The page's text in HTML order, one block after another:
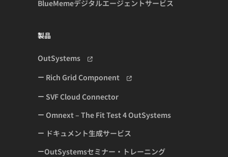
BlueMemeデジタルエージェントサービス
製品
OutSystems
Rich Grid Component
SVF Cloud Connector
Omnext – The Fit Test 4 OutSystems
ドキュメント生成サービス
OutSystemsセミナー・トレーニング